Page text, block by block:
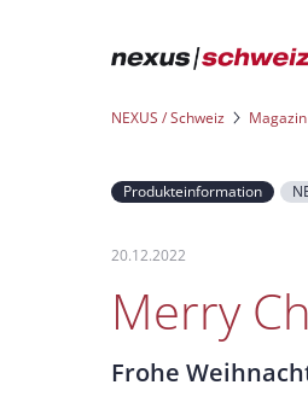
NEXUS / Schweiz Magazin
Produkteinformation
20.12.2022
Merry
Frohe